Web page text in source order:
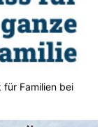
für Familien bei